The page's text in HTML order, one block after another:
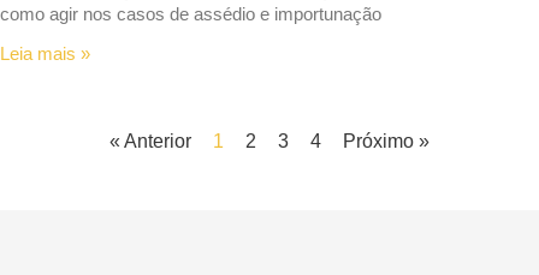
como agir nos casos de assédio e importunação
Leia mais »
« Anterior 1 2 3 4 Próximo »